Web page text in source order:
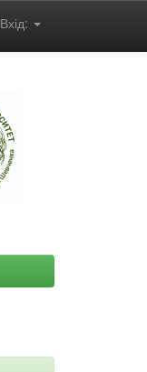
Вхід: